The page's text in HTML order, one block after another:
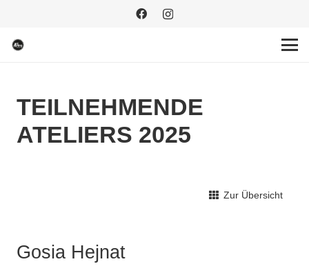
TEILNEHMENDE
ATELIERS 2025
Zur Übersicht
Gosia Hejnat